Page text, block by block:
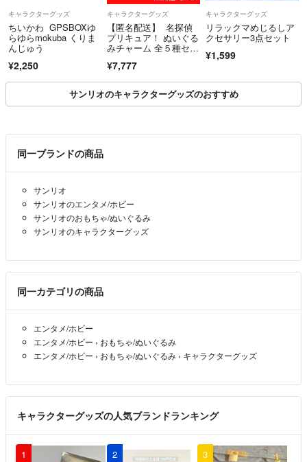
キャラクターグッズ
ちいかわ GPSBOXゆ
らゆらmokuba くりま
んじゅう
¥2,250
キャラクターグッズ
【匿名配送】 名探偵
プリキュア！ ぬいぐる
みチャーム 全５種セッ
ルダー 【新品タグ付
き】
¥7,777
キャラクターグッズ
リラックマめじるしア
クセサリー3点セット
¥1,599
サンリオのキャラクターグッズのおすすめ
同一ブランドの商品
サンリオ
サンリオのエンタメ/ホビー
サンリオのおもちゃ/ぬいぐるみ
サンリオのキャラクターグッズ
同一カテゴリの商品
エンタメ/ホビー
エンタメ/ホビー › おもちゃ/ぬいぐるみ
エンタメ/ホビー › おもちゃ/ぬいぐるみ › キャラクターグッズ
キャラクターグッズの人気ブランドランキング
1 2 3